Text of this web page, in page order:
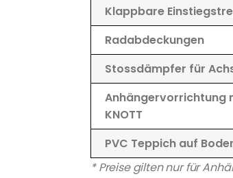
Klappbare
Radabdeckungen
Stossdämpfer für
Anhängervorrichtung
KNOTT
PVC Teppich auf
* Preise gilten nur für